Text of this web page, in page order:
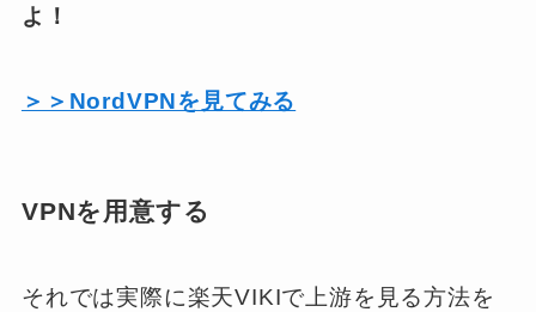
よ！
＞＞NordVPNを見てみる
VPNを用意する
それでは実際に楽天VIKIで上游を見る方法を